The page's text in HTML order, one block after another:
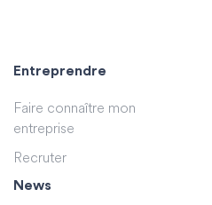
Entreprendre
Faire connaître mon
entreprise
Recruter
News